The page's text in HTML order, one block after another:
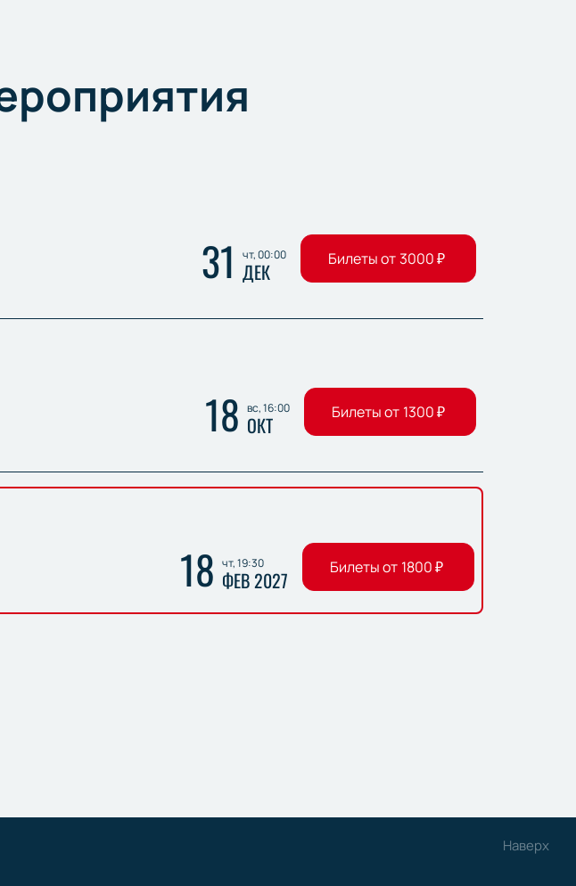
31 чт, 00:00
ДЕК Билеты от 3000₽
18 вс, 16:00
ОКТ Билеты от 1300₽
18 чт, 19:30
ФЕВ 2027 Билеты от 1800₽
Наверх